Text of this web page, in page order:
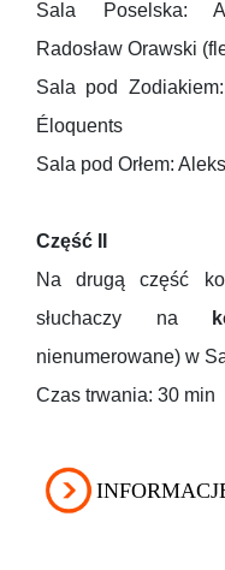
Sala Poselska:
Radosław Orawski
Sala pod
Éloquents
Sala pod Orłem:
Część II
Na drugą część
słuchaczy na
nienumerowane) w
Czas trwania: 30 min